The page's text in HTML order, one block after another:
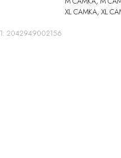
XL САМКА, XL
2042949002156